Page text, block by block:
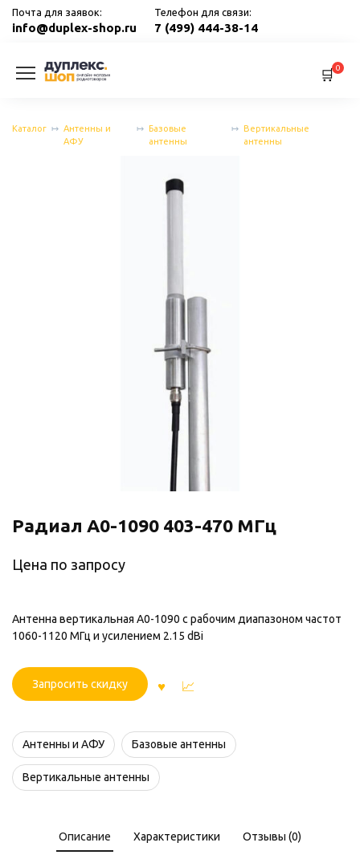
Перейти
Почта для заявок:
info@duplex-shop.ru
Телефон для связи:
7 (499) 444-38-14
0
Каталог
Антенны и
АФУ
Базовые
антенны
Вертикальные
антенны
Радиал A0-1090 403-470 МГц
Цена по запросу
Антенна вертикальная A0-1090 с рабочим диапазоном частот
1060-1120 МГц и усилением 2.15 dBi
Запросить скидку
Антенны и АФУ Базовые антенны
Вертикальные антенны
Описание Характеристики Отзывы (0)